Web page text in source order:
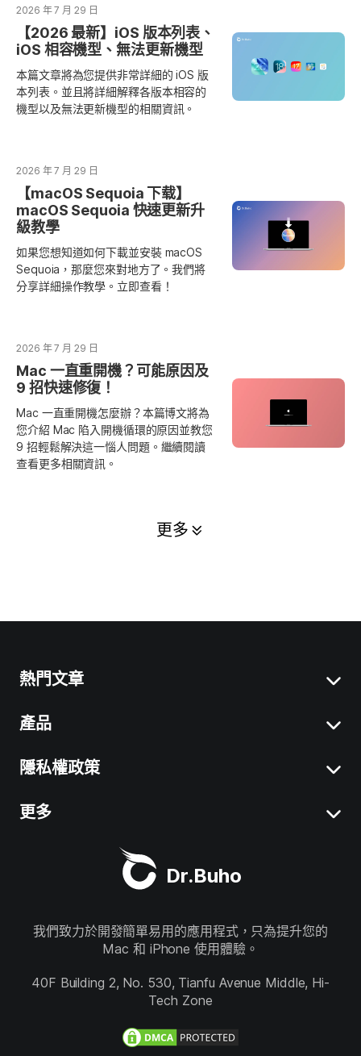
2026 年 7 月 29 日
【2026 最新】iOS 版本列表、
iOS 相容機型、無法更新機型
本篇文章將為您提供非常詳細的 iOS 版
本列表。並且將詳細解釋各版本相容的
機型以及無法更新機型的相關資訊。
2026 年 7 月 29 日
【macOS Sequoia 下载】
macOS Sequoia 快速更新升
級教學
如果您想知道如何下載並安裝 macOS
Sequoia，那麼您來對地方了。我們將
分享詳細操作教學。立即查看！
2026 年 7 月 29 日
Mac 一直重開機？可能原因及
9 招快速修復！
Mac 一直重開機怎麼辦？本篇博文將為
您介紹 Mac 陷入開機循環的原因並教您
9 招輕鬆解決這一惱人問題。繼續閱讀
查看更多相關資訊。
更多
Dr.Buho
我們致力於開發簡單易用的應用程式，只為提升您的
Mac 和 iPhone 使用體驗。
40F Building 2, No. 530, Tianfu Avenue Middle, Hi-
Tech Zone
熱門文章
Mac 「系統資料」刪除
移除 Mac 應用程式
產品
BuhoCleaner
BuhoUnlocker
BuhoLaunchpad
隱私權政策
服務條款
更多
商店
關注我們